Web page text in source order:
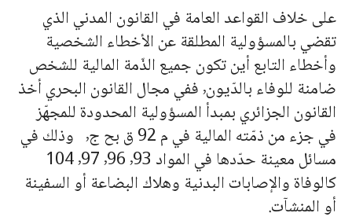
على خلاف القواعد العامة في القانون المدني الذي
تقضي بالمسؤولية المطلقة عن الأخطاء الشخصية
وأخطاء التابع أين تكون جميع الذّمة المالية للشخص
ضامنة للوفاء بالدّيون٬ ففي مجال القانون البحري أخذ
القانون الجزائري بمبدأ المسؤولية المحدودة للمجهّز
في جزء من ذمّته المالية في م 92 ق بح ج٬ وذلك في
مسائل معينة حدّدها في المواد ٬93 ٬96 ٬97 104
كالوفاة والإصابات البدنية وهلاك البضاعة أو السفينة
أو المنشآت.